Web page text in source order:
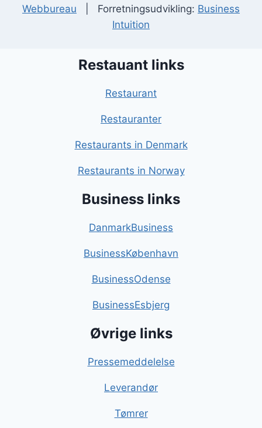
Webbureau | Forretningsudvikling: Business
Intuition
Restauant links
Restaurant
Restauranter
Restaurants in Denmark
Restaurants in Norway
Business links
DanmarkBusiness
BusinessKøbenhavn
BusinessOdense
BusinessEsbjerg
Øvrige links
Pressemeddelelse
Leverandør
Tømrer